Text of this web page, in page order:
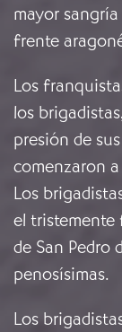
mayor
frente
Los
los
presión de
comenzaron
Los
el tristemente
de San Pedro
penosísimas.
Los